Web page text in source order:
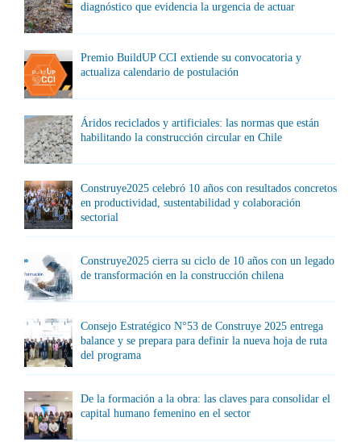
diagnóstico que evidencia la urgencia de actuar
Premio BuildUP CCI extiende su convocatoria y
actualiza calendario de postulación
Áridos reciclados y artificiales: las normas que están
habilitando la construcción circular en Chile
Construye2025 celebró 10 años con resultados concretos
en productividad, sustentabilidad y colaboración
sectorial
Construye2025 cierra su ciclo de 10 años con un legado
de transformación en la construcción chilena
Consejo Estratégico N°53 de Construye 2025 entrega
balance y se prepara para definir la nueva hoja de ruta
del programa
De la formación a la obra: las claves para consolidar el
capital humano femenino en el sector